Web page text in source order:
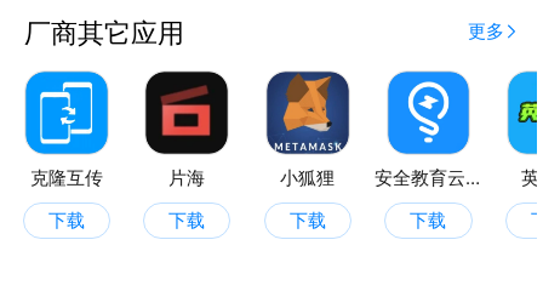
厂商其它应用 更多
克隆互传
下载
片海
下载
小狐狸
下载
安全教育云平台
下载